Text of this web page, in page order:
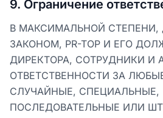
9. Ограничение
В МАКСИМАЛЬНОЙ
ЗАКОНОМ, PR-TOP И ЕГО
ДИРЕКТОРА, СОТРУДНИКИ И
ОТВЕТСТВЕННОСТИ ЗА
СЛУЧАЙНЫЕ, СПЕЦИАЛЬНЫЕ,
ПОСЛЕДОВАТЕЛЬНЫЕ ИЛИ